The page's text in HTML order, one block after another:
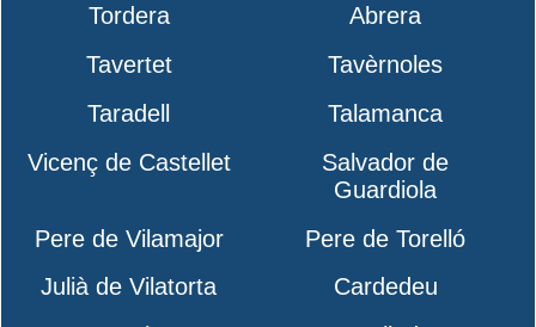
Tordera
Abrera
Tavertet
Tavèrnoles
Taradell
Talamanca
Vicenç de Castellet
Salvador de
Guardiola
Pere de Vilamajor
Pere de Torelló
Julià de Vilatorta
Cardedeu